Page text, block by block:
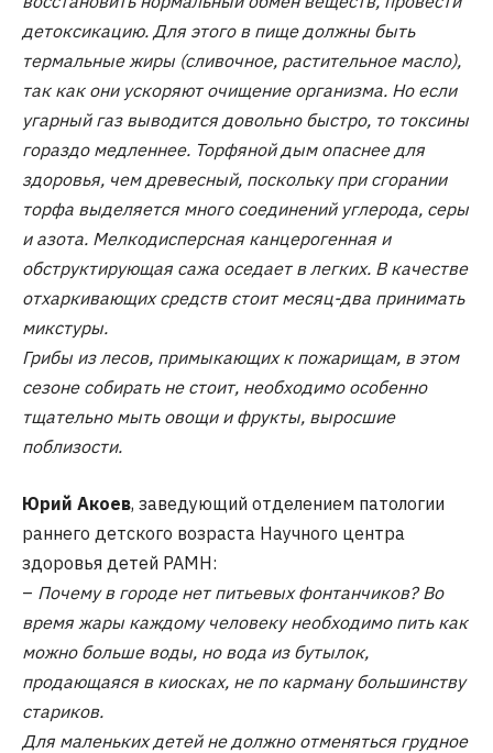
детоксикацию. Для этого в пище должны быть
термальные жиры (сливочное, растительное масло),
так как они ускоряют очищение организма. Но если
угарный газ выводится довольно быстро, то токсины
гораздо медленнее. Торфяной дым опаснее для
здоровья, чем древесный, поскольку при сгорании
торфа выделяется много соединений углерода, серы
и азота. Мелкодисперсная канцерогенная и
обструктирующая сажа оседает в легких. В качестве
отхаркивающих средств стоит месяц-два принимать
микстуры.
Грибы из лесов, примыкающих к пожарищам, в этом
сезоне собирать не стоит, необходимо особенно
тщательно мыть овощи и фрукты, выросшие
поблизости.
Юрий Акоев, заведующий отделением патологии
раннего детского возраста Научного центра
здоровья детей РАМН:
– Почему в городе нет питьевых фонтанчиков? Во
время жары каждому человеку необходимо пить как
можно больше воды, но вода из бутылок,
продающаяся в киосках, не по карману большинству
стариков.
Для маленьких детей не должно отменяться грудное